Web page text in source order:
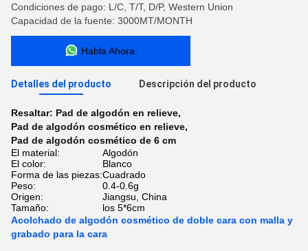
Condiciones de pago: L/C, T/T, D/P, Western Union
Capacidad de la fuente: 3000MT/MONTH
Habla Ahora.
Detalles del producto Descripción del producto
Resaltar: Pad de algodón en relieve,
Pad de algodón cosmético en relieve,
Pad de algodón cosmético de 6 cm
El material:
Algodón
El color:
Blanco
Forma de las piezas:Cuadrado
Peso:
0.4-0.6g
Origen:
Jiangsu, China
Tamaño:
los 5*6cm
Acolchado de algodón cosmético de doble cara con malla y
grabado para la cara